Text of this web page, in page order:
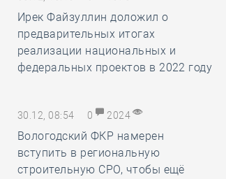
Ирек Файзуллин доложил о
предварительных итогах
реализации национальных и
федеральных проектов в 2022 году
30.12, 08:54 0 2024
Вологодский ФКР намерен
вступить в региональную
строительную СРО, чтобы ещё